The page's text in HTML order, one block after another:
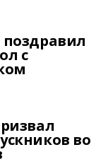
с
во